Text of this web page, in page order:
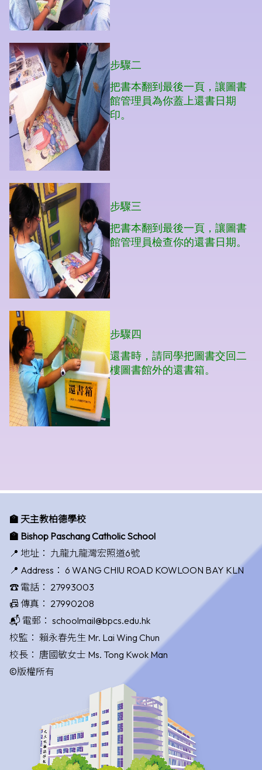
🏫 天主教柏德學校
🏫 Bishop Paschang Catholic School
📍 地址： 九龍九龍灣宏照道6號
📍 Address： 6 WANG CHIU ROAD KOWLOON BAY KLN
☎️ 電話： 27993003
📠 傳真： 27990208
📬 電郵： schoolmail@bpcs.edu.hk
校監： 賴永春先生 Mr. Lai Wing Chun
校長： 唐國敏女士 Ms. Tong Kwok Man
©版權所有